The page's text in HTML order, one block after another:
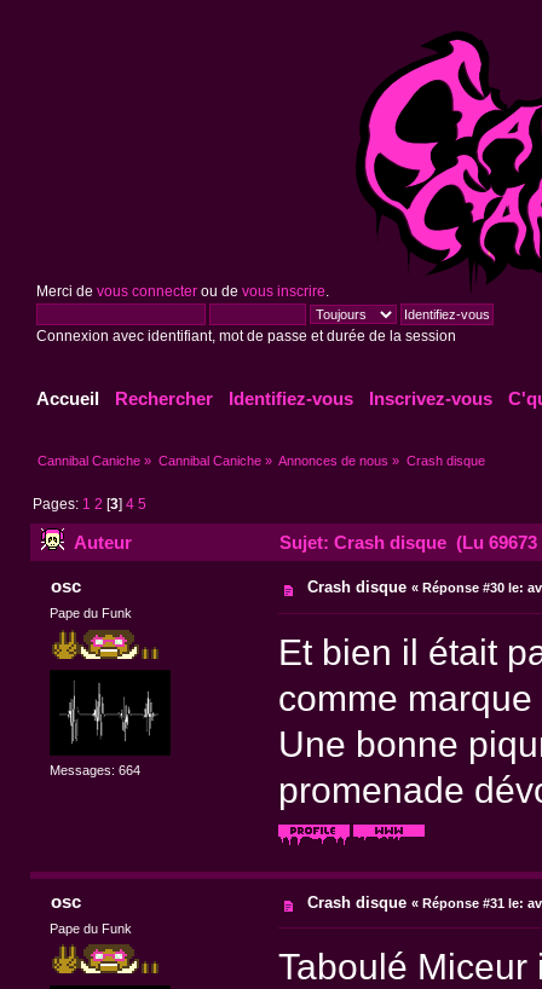
Merci de vous connecterou de vous inscrire
Connexion avec identifiant, mot de passe et durée de la session
Accueil Rechercher Identifiez-vous Inscrivez-vous
Cannibal Caniche » Cannibal Caniche» Annonces de nous » Crash disque
Pages: 1 2 [3]4 5
Auteur Sujet: Crash disque (Lu 69673
osc
Pape du Funk
Messages: 664
Crash disque «Réponse #30 le:
Et bien il était
comme marque
Une bonne
promenade
osc
Pape du Funk
Crash disque «Réponse #31 le:
Taboulé Miceur